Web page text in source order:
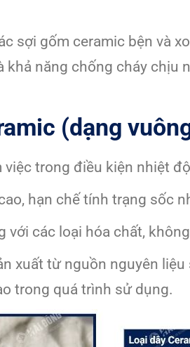
sợi gốm ceramic bện và
năng chống cháy
(dạng
trong điều kiện nhiệt
hạn chế tính trạng sốc
các loại hóa chất,
xuất từ nguồn nguyên
trong quá trình sử dụng.